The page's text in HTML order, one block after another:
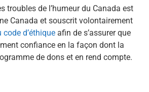
troubles de l’humeur du Canada est
Canada et souscrit volontairement
d’éthique afin de s’assurer que
confiance en la façon dont la
de dons et en rend compte.